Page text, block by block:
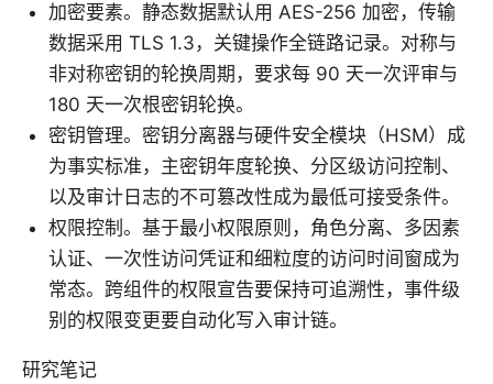
加密要素。静态数据默认用 AES-256 加密，传输
数据采用 TLS 1.3，关键操作全链路记录。对称与
非对称密钥的轮换周期，要求每 90 天一次评审与
180 天一次根密钥轮换。
密钥管理。密钥分离器与硬件安全模块（HSM）成
为事实标准，主密钥年度轮换、分区级访问控制、
以及审计日志的不可篡改性成为最低可接受条件。
权限控制。基于最小权限原则，角色分离、多因素
认证、一次性访问凭证和细粒度的访问时间窗成为
常态。跨组件的权限宣告要保持可追溯性，事件级
别的权限变更要自动化写入审计链。
研究笔记